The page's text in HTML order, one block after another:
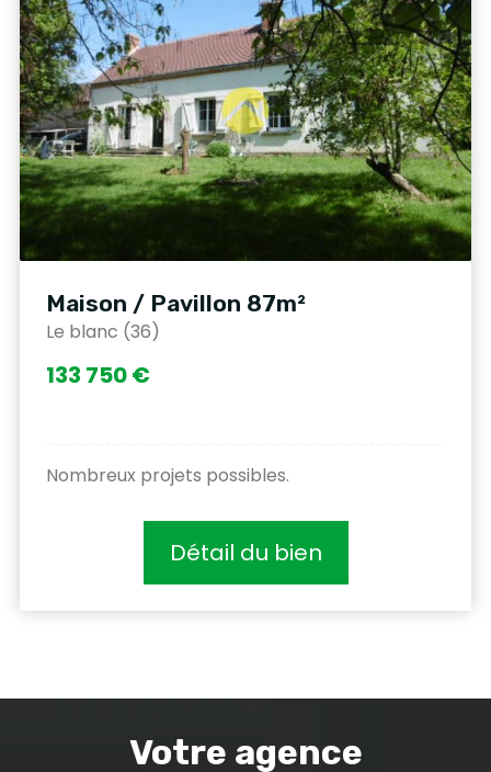
Maison / Pavillon 87m²
Le blanc (36)
133 750 €
Nombreux projets possibles.
Détail du bien
Votre agence